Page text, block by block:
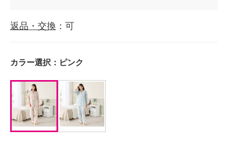
返品・交換 ：可
カラー選択： ピンク